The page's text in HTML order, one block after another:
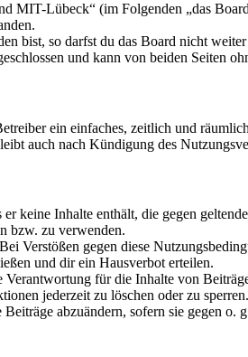
Lübeck“ (im Folgenden „das
bist, so darfst du das Board nicht
und kann von beiden Seiten
ein einfaches, zeitlich und
auch nach Kündigung des
keine Inhalte enthält, die gegen
bzw. zu verwenden.
Verstößen gegen diese
und dir ein Hausverbot erteilen.
für die Inhalte von
jederzeit zu löschen oder zu sperren.
abzuändern, sofern sie gegen